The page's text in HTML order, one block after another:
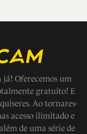
já! Oferecemos um
gratuito! E
Ao tornares-
acesso ilimitado e
de uma série de